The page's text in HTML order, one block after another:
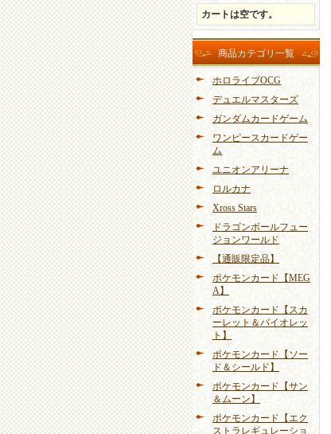
カートは空です。
商品カテゴリ一覧
ホロライブOCG
デュエルマスターズ
ガンダムカードゲーム
ワンピースカードゲー
ム
ユニオンアリーナ
ロルカナ
Xross Stars
ドラゴンボールフュー
ジョンワールド
【通販限定品】
ポケモンカード【MEG
A】
ポケモンカード【スカ
ーレット＆バイオレッ
ト】
ポケモンカード【ソー
ド＆シールド】
ポケモンカード【サン
＆ムーン】
ポケモンカード【エク
ストラレギュレーショ